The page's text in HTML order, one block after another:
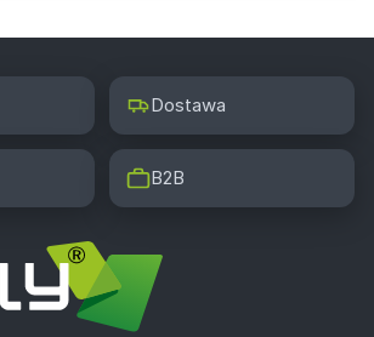
Dostawa
B2B